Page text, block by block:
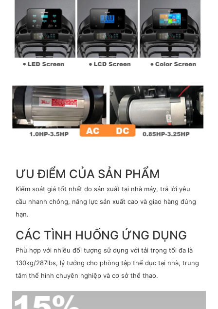
ƯU ĐIỂM CỦA SẢN PHẨM
Kiểm soát giá tốt nhất do sản xuất tại nhà máy, trả lời yêu
cầu nhanh chóng, năng lực sản xuất cao và giao hàng đúng
hạn.
CÁC TÌNH HUỐNG ỨNG DỤNG
Phù hợp với nhiều đối tượng sử dụng với tải trọng tối đa là
130kg/287lbs, lý tưởng cho phòng tập thể dục tại nhà, trung
tâm thể hình chuyên nghiệp và cơ sở thể thao.